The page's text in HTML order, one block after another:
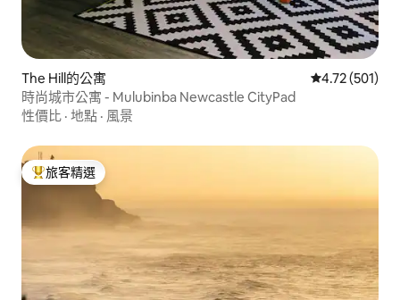
The Hill的公寓 從 501 則評價
4.72 (501)
時尚城市公寓 - Mulubinba Newcastle CityPad
性價比 · 地點 · 風景
旅客精選榜首
旅客精選